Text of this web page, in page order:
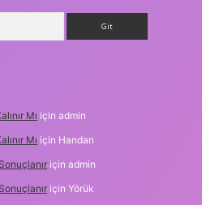
Mı için admin
Mı için Handan
için admin
için Yörük